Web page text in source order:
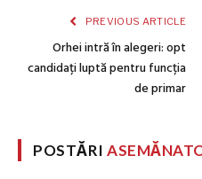
PREVIOUS ARTICLE
Orhei intră în alegeri: opt
candidați luptă pentru funcția
de primar
POSTĂRI